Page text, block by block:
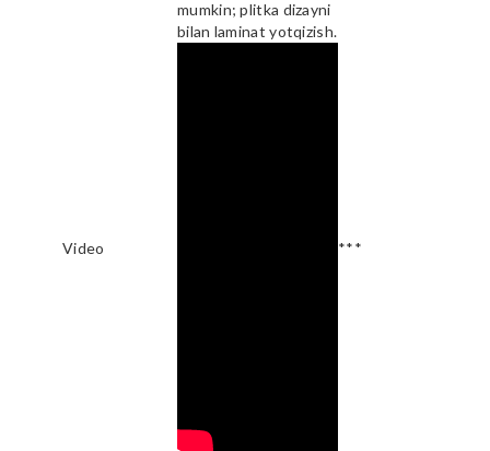
mumkin; plitka dizayni
bilan laminat yotqizish.
Video ***